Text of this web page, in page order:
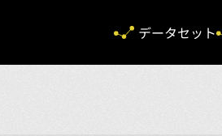
データセット